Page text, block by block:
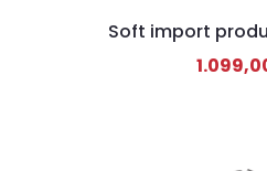
Soft import